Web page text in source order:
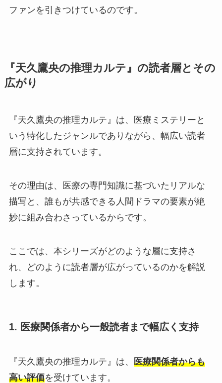
ファンを引きつけているのです。
『天久鷹央の推理カルテ』の読者層とその
広がり
『天久鷹央の推理カルテ』は、医療ミステリーと
いう特化したジャンルでありながら、幅広い読者
層に支持されています。
その理由は、医療の専門知識に基づいたリアルな
描写と、誰もが共感できる人間ドラマの要素が絶
妙に組み合わさっているからです。
ここでは、本シリーズがどのような層に支持さ
れ、どのように読者層が広がっているのかを解説
します。
1. 医療関係者から一般読者まで幅広く支持
『天久鷹央の推理カルテ』は、 医療関係者からも
高い評価を受けています。